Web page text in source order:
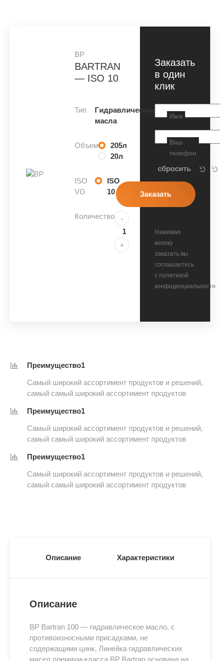
BP
BARTRAN
— ISO 10
Тип
Гидравлические
масла
Объем
205л
20л
ISO
VG
ISO
10
Количество -
+
Заказать
в один
клик
Имя
Ваш
телефон
Нажимая
кнопку
заказать вы
соглашаетесь
с политикой
конфиденциальности
Преимущество1
Самый широкий ассортимент продуктов и решений,
самый самый широкий ассортимент продуктов
Преимущество1
Самый широкий ассортимент продуктов и решений,
самый самый широкий ассортимент продуктов
Преимущество1
Самый широкий ассортимент продуктов и решений,
самый самый широкий ассортимент продуктов
Описание Характеристики
Описание
BP Bartran 100 — гидравлическое масло, с
противоизносными присадками, не
содержащими цинк. Линейка гидравлических
масел премиум-класса BP Bartran основана на